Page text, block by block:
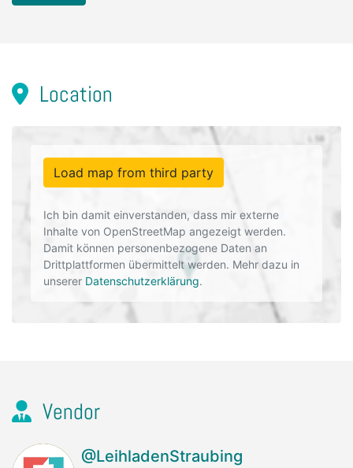
Location
Load map from third party
Ich bin damit einverstanden, dass mir externe
Inhalte von OpenStreetMap angezeigt werden.
Damit können personenbezogene Daten an
Drittplattformen übermittelt werden. Mehr dazu in
unserer Datenschutzerklärung.
Vendor
@LeihladenStraubing